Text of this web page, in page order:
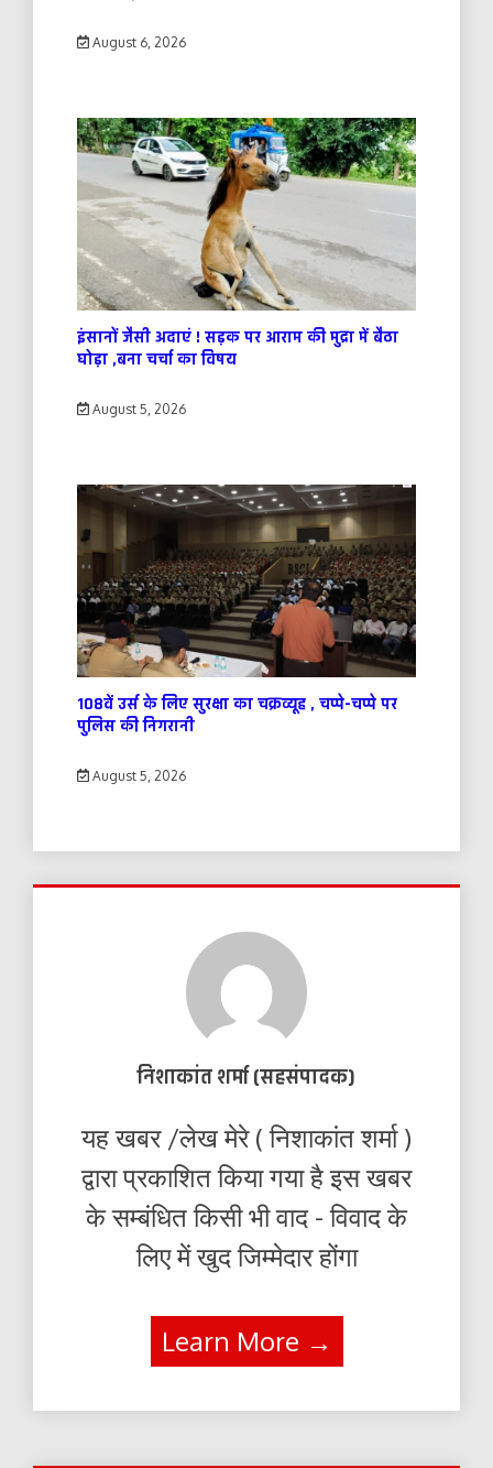
August 6, 2026
इंसानों जैसी अदाएं ! सड़क पर आराम की मुद्रा में बैठा
घोड़ा ,बना चर्चा का विषय
August 5, 2026
108वें उर्स के लिए सुरक्षा का चक्रव्यूह , चप्पे-चप्पे पर
पुलिस की निगरानी
August 5, 2026
निशाकांत शर्मा (सहसंपादक)
यह खबर /लेख मेरे ( निशाकांत शर्मा )
द्वारा प्रकाशित किया गया है इस खबर
के सम्बंधित किसी भी वाद - विवाद के
लिए में खुद जिम्मेदार होंगा
Learn More →